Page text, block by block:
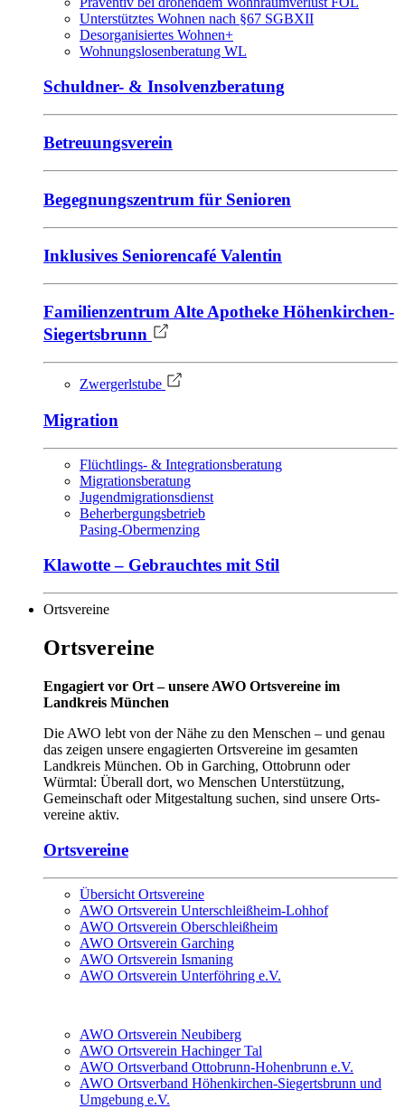
Unterstütztes Wohnen nach §67 SGBXII
Desorganisiertes Wohnen+
Wohnungslosenberatung WL
Schuldner- & Insolvenzberatung
Betreuungsverein
Begegnungszentrum für Senioren
Inklusives Seniorencafé Valentin
Familienzentrum Alte Apotheke Höhenkirchen-
Siegertsbrunn
Zwergerlstube
Migration
Flüchtlings- & Integrationsberatung
Migrationsberatung
Jugendmigrationsdienst
Beherbergungsbetrieb
Pasing-Obermenzing
Klawotte – Gebrauchtes mit Stil
Ortsvereine
Ortsvereine
Engagiert vor Ort – unsere AWO Ortsvereine im
Landkreis München
Die AWO lebt von der Nähe zu den Menschen – und genau
das zeigen unsere engagierten Ortsvereine im gesamten
Landkreis München. Ob in Garching, Ottobrunn oder
Würmtal: Überall dort, wo Men­schen Unter­stützung,
Gemeinschaft oder Mit­ge­staltung suchen, sind unsere Orts­
vereine aktiv.
Ortsvereine
Übersicht Ortsvereine
AWO Ortsverein Unterschleißheim-Lohhof
AWO Ortsverein Oberschleißheim
AWO Ortsverein Garching
AWO Ortsverein Ismaning
AWO Ortsverein Unterföhring e.V.
AWO Ortsverein Neubiberg
AWO Ortsverein Hachinger Tal
AWO Ortsverband Ottobrunn-Hohenbrunn e.V.
AWO Ortsverband Höhenkirchen-Siegerts­brunn und
Umgebung e.V.